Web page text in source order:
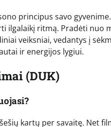
principus savo
ilgalaikį ritmą. Pradėti nuo
veiksniai, vedantys į
ir energijos lygiui.
(DUK)
kartų per savaitę. Net